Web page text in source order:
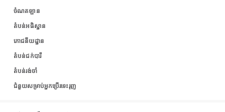
ចំណតឡាន
តំបន់អធិស្ឋាន
ភោជនីយដ្ឋាន
តំបន់ជក់បារី
តំបន់រង់ចាំ
ជំនួយសម្រាប់អ្នកប្រើរទេះរុញ